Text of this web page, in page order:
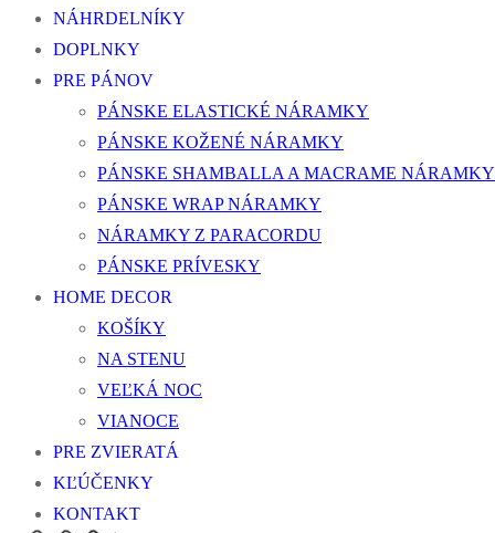
NÁHRDELNÍKY
DOPLNKY
PRE PÁNOV
PÁNSKE ELASTICKÉ NÁRAMKY
PÁNSKE KOŽENÉ NÁRAMKY
PÁNSKE SHAMBALLA A MACRAME NÁRAMKY
PÁNSKE WRAP NÁRAMKY
NÁRAMKY Z PARACORDU
PÁNSKE PRÍVESKY
HOME DECOR
KOŠÍKY
NA STENU
VEĽKÁ NOC
VIANOCE
PRE ZVIERATÁ
KĽÚČENKY
KONTAKT